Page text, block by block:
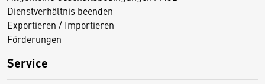
Dienstverhältnis beenden
Exportieren / Importieren
Förderungen
Service